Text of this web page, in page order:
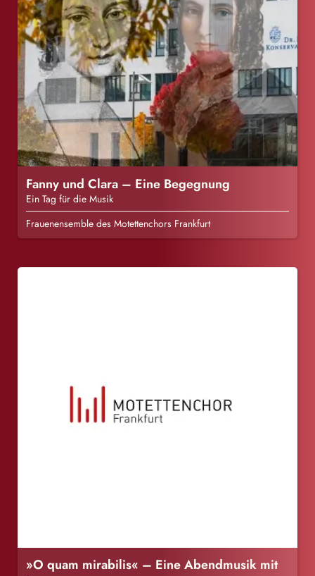
Fanny und Clara – Eine Begegnung
Ein Tag für die Musik
Frauenensemble des Motettenchors Frankfurt
»O quam mirabilis« – Eine Abendmusik mit